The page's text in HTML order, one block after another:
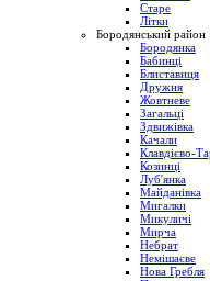
Старе
Літки
Бородянський район
Бородянка
Бабинці
Блиставиця
Дружня
Жовтневе
Загальці
Здвижівка
Качали
Клавдієво-
Козинці
Луб'янка
Майданівка
Мигалки
Микуличі
Мирча
Небрат
Немішаєве
Нова Гребля